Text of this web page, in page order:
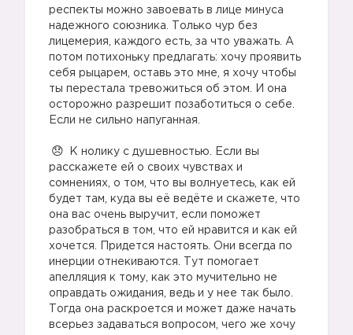
респекты можно завоевать в лице минуса
надежного союзника. Только чур без
лицемерия, каждого есть, за что уважать. А
потом потихоньку предлагать: хочу проявить
себя рыцарем, оставь это мне, я хочу чтобы
ты перестала тревожиться об этом. И она
осторожно разрешит позаботиться о себе.
Если не сильно напуганная.
К нолику с душевностью. Если вы
расскажете ей о своих чувствах и
сомнениях, о том, что вы волнуетесь, как ей
будет там, куда вы её ведёте и скажете, что
она вас очень выручит, если поможет
разобраться в том, что ей нравится и как ей
хочется. Придется настоять. Они всегда по
инерции отнекиваются. Тут помогает
апелляция к тому, как это мучительно не
оправдать ожидания, ведь и у нее так было.
Тогда она раскроется и может даже начать
всерьез задаваться вопросом, чего же хочу